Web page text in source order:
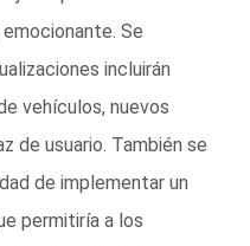
Se
incluirán
vehículos, nuevos
de usuario. También se
de implementar un
permitiría a los